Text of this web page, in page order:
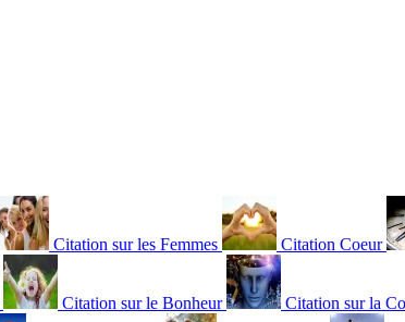
Citation sur les Femmes Citation Coeur
Citation sur le Bonheur Citation sur la